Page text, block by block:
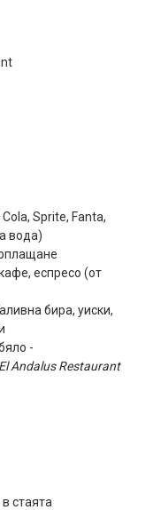
Sprite, Fanta,
вода)
еспресо (от
бира, уиски,
-
Andalus Restaurant
стаята